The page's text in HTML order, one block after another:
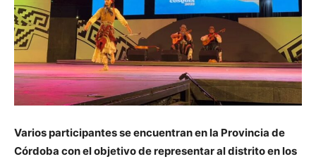
Varios participantes se encuentran en la Provincia de
Córdoba con el objetivo de representar al distrito en los